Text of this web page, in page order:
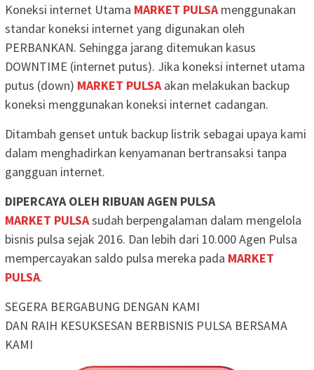
Koneksi internet Utama MARKET PULSAmenggunakan
standar koneksi internet yang digunakan oleh
PERBANKAN. Sehingga jarang ditemukan kasus
DOWNTIME (internet putus). Jika koneksi internet utama
putus (down) MARKET PULSAakan melakukan backup
koneksi menggunakan koneksi internet cadangan.
Ditambah genset untuk backup listrik sebagai upaya kami
dalam menghadirkan kenyamanan bertransaksi tanpa
gangguan internet.
DIPERCAYA OLEH RIBUAN AGEN PULSA
MARKET PULSAsudah berpengalaman dalam mengelola
bisnis pulsa sejak 2016. Dan lebih dari 10.000 Agen Pulsa
mempercayakan saldo pulsa mereka pada MARKET
PULSA.
SEGERA BERGABUNG DENGAN KAMI
DAN RAIH KESUKSESAN BERBISNIS PULSA BERSAMA
KAMI